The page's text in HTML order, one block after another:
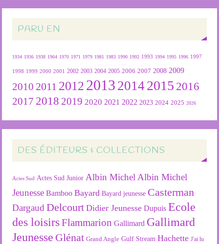
PARU EN
1934 1936 1938 1964 1970 1971 1979 1981 1983 1990 1992 1993 1994 1995 1996 1997
1998 1999 2000 2001 2002 2003 2004 2005 2006 2007 2008 2009
2010 2011 2012 2013 2014 2015 2016
2017 2018 2019 2020 2021 2022 2023 2024 2025 2026
DES ÉDITEURS & COLLECTIONS
Actes Sud Actes Sud Junior Albin Michel Albin Michel
Jeunesse Bamboo Bayard Bayard jeunesse Casterman
Dargaud Delcourt Didier Jeunesse Dupuis Ecole
des loisirsFlammarion Gallimard Gallimard
Jeunesse Glénat Grand Angle Gulf Stream Hachette J'ai lu